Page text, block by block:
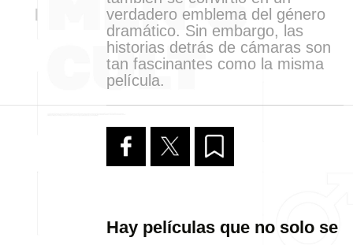
verdadero emblema del género
dramático. Sin embargo, las
historias detrás de cámaras son
tan fascinantes como la misma
película.
Hay películas que no solo se